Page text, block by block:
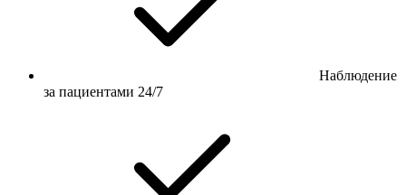
Наблюдение
за пациентами 24/7